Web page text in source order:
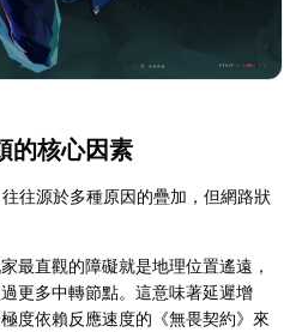
的核心因素
往源於多種原因的疊加，但網路狀
家最直觀的障礙就是地理位置遙遠，
更多中轉節點。這意味著延遲增
度依賴反應速度的《無畏契約》來